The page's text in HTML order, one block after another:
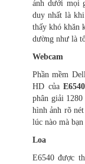
ảnh dưới mọi
duy nhất là
thấy khó khăn
dường như là
Webcam
Phần mềm
HD của E6540
phân giải
hình ảnh rõ
lúc nào mà bạn
Loa
E6540 được